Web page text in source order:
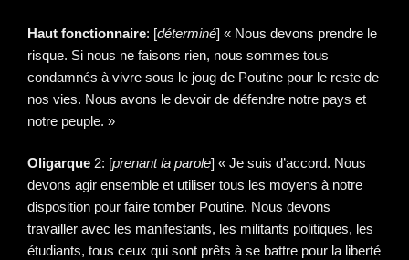
Haut fonctionnaire: [déterminé] « Nous devons prendre le
risque. Si nous ne faisons rien, nous sommes tous
condamnés à vivre sous le joug de Poutine pour le reste de
nos vies. Nous avons le devoir de défendre notre pays et
notre peuple. »
Oligarque 2: [prenant la parole] « Je suis d’accord. Nous
devons agir ensemble et utiliser tous les moyens à notre
disposition pour faire tomber Poutine. Nous devons
travailler avec les manifestants, les militants politiques, les
étudiants, tous ceux qui sont prêts à se battre pour la liberté